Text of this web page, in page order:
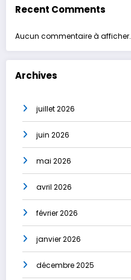
Recent Comments
Aucun commentaire à afficher.
Archives
juillet 2026
juin 2026
mai 2026
avril 2026
février 2026
janvier 2026
décembre 2025